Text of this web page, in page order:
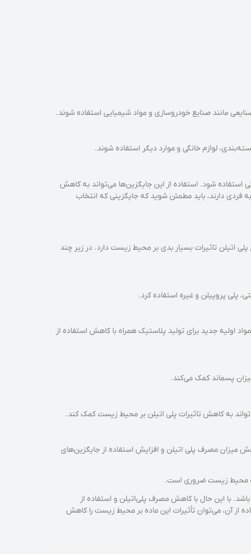
مانند صنایع خودروسازی و مواد شیمیایی استفاده شوند.
لوازم خانگی و موارد دیگر استفاده شوند.
استفاده شود. استفاده از این جایگزین‌ها می‌تواند به کاهش
دارند، باید مطمئن شوید که جایگزینی که انتخاب
اتیلن تاثیرات بسیار بدی بر محیط زیست دارد. در زیر چند
پلی پروپیلن و غیره استفاده کرد.
اولیه جدید برای تولید پلاستیک همراه با کاهش استفاده از
پسماند کمک می‌کند.
به کاهش تاثیرات پلی اتیلن بر محیط زیست کمک کند.
مصرف پلی اتیلن و افزایش استفاده از جایگزین‌های
محیط زیست ضروری است.
با این حال با کاهش مصرف پلی‌اتیلن و استفاده از
از آن، می‌توان تأثیرات این ماده بر محیط زیست را کاهش